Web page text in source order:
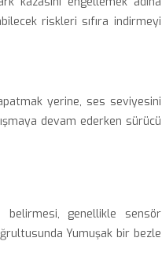
riskleri sıfıra indirmeyi
yerine, ses seviyesini
devam ederken sürücü
belirmesi, genellikle sensör
Yumuşak bir bezle